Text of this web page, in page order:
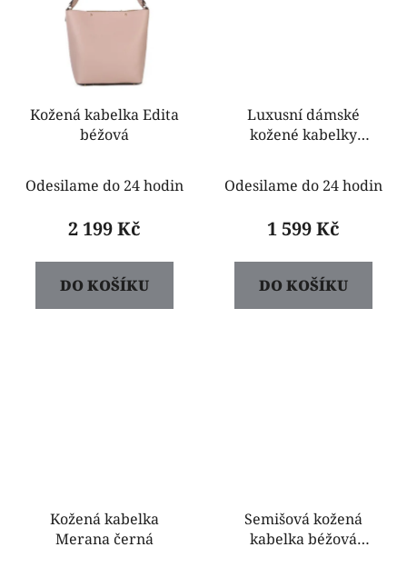
Kožená kabelka Edita
béžová
Odesilame do 24 hodin
2 199 Kč
DO KOŠÍKU
Luxusní dámské
kožené kabelky
Odesilame do 24 hodin
1 599 Kč
DO KOŠÍKU
Kožená kabelka
Merana černá
Semišová kožená
kabelka béžová